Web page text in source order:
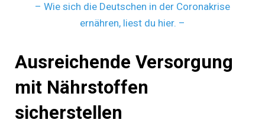
– Wie sich die Deutschen in der Coronakrise
ernähren, liest du hier. –
Ausreichende Versorgung
mit Nährstoffen
sicherstellen